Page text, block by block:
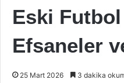
Eski Futbol
Efsaneler
25 Mart 2026 3 dakika